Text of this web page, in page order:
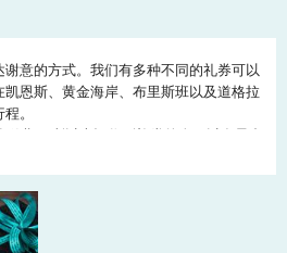
意的方式。我们有多种不同的礼券可以
恩斯、黄金海岸、布里斯班以及道格拉
。
效期，所以幸运收到礼券的人可以在最合